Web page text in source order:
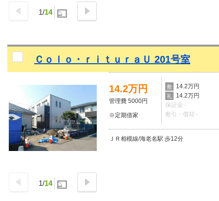
1/14
Ｃｏｌｏ・ｒｉｔｕｒａＵ 201号室
1/14
14.2万円
管理費 5000円
※定期借家
敷 14.2万円
礼
14.2万円
保証金 -
敷引・償却 -
ＪＲ相模線/海老名駅 歩12分